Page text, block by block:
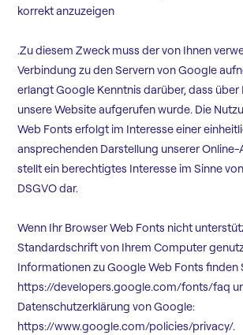
korrekt anzuzeigen
.Zu diesem Zweck muss der von Ihnen
Verbindung zu den Servern von Google
erlangt Google Kenntnis darüber, dass über
unsere Website aufgerufen wurde. Die
Web Fonts erfolgt im Interesse einer
ansprechenden Darstellung unserer
stellt ein berechtigtes Interesse im Sinne
DSGVO dar.
Wenn Ihr Browser Web Fonts nicht
Standardschrift von Ihrem Computer
Informationen zu Google Web Fonts finden
https://developers.google.com/fonts/faq
Datenschutzerklärung von Google:
https://www.google.com/policies/privacy/.